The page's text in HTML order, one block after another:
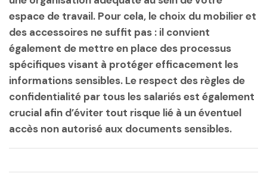
espace de travail. Pour cela, le choix du mobilier et
des accessoires ne suffit pas : il convient
également de mettre en place des processus
spécifiques visant à protéger efficacement les
informations sensibles. Le respect des règles de
confidentialité par tous les salariés est également
crucial afin d’éviter tout risque lié à un éventuel
accès non autorisé aux documents sensibles.